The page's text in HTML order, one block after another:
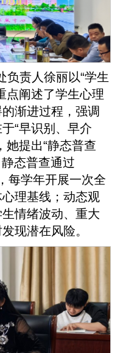
负责人徐丽以“学生
点阐述了学生心理
渐进过程，强调
“早识别、早介
她提出“静态普查
态普查通过
每学年开展一次全
理基线；动态观
情绪波动、重大
现潜在风险。